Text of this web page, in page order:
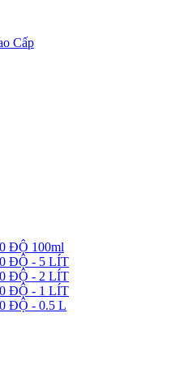
Cấp
ĐỘ 100ml
ĐỘ - 5 LÍT
ĐỘ - 2 LÍT
ĐỘ - 1 LÍT
ĐỘ - 0.5 L